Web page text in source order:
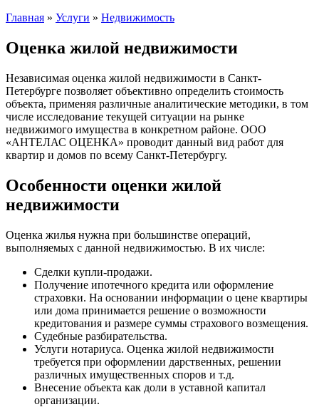
Главная » Услуги » Недвижимость
Оценка жилой недвижимости
Независимая оценка жилой недвижимости в Санкт-
Петербурге позволяет объективно определить стоимость
объекта, применяя различные аналитические методики, в том
числе исследование текущей ситуации на рынке
недвижимого имущества в конкретном районе. ООО
«АНТЕЛАС ОЦЕНКА» проводит данный вид работ для
квартир и домов по всему Санкт-Петербургу.
Особенности оценки жилой
недвижимости
Оценка жилья нужна при большинстве операций,
выполняемых с данной недвижимостью. В их числе:
Сделки купли-продажи.
Получение ипотечного кредита или оформление
страховки. На основании информации о цене квартиры
или дома принимается решение о возможности
кредитования и размере суммы страхового возмещения.
Судебные разбирательства.
Услуги нотариуса. Оценка жилой недвижимости
требуется при оформлении дарственных, решении
различных имущественных споров и т.д.
Внесение объекта как доли в уставной капитал
организации.